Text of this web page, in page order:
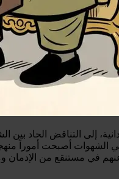
إلى التناقض الحاد بين
أصبحت أموراً